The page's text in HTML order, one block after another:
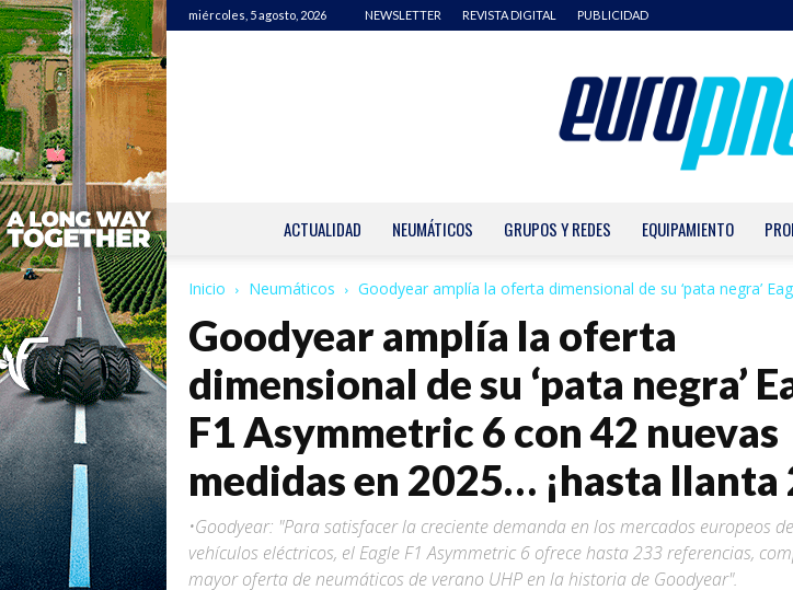
miércoles, 5 agosto, 2026 NEWSLETTER REVISTA DIGITAL PUBLICIDAD
ACTUALIDAD NEUMÁTICOS GRUPOS Y REDES EQUIPAMIENTO
Inicio Neumáticos Goodyear amplía la oferta dimensional de su ‘pata negra’
Goodyear amplía la oferta
dimensional de su ‘pata negra’
F1 Asymmetric 6 con 42 nuevas
medidas en 2025… ¡hasta llanta
•Goodyear: "Para satisfacer la creciente demanda en los mercados europeos
vehículos eléctricos, el Eagle F1 Asymmetric 6 ofrece hasta 233 referencias,
mayor oferta de neumáticos de verano UHP en la historia de Goodyear".